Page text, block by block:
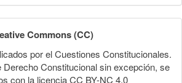
Commons (CC)
por el Cuestiones Constitucionales.
Constitucional sin excepción, se
con la licencia CC BY-NC 4.0